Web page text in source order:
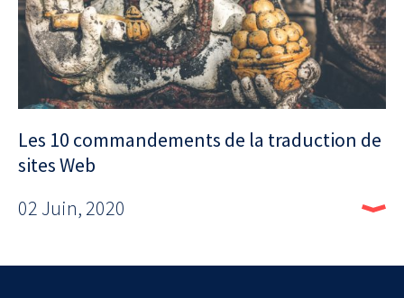
Les 10 commandements de la traduction de
sites Web
02 Juin, 2020